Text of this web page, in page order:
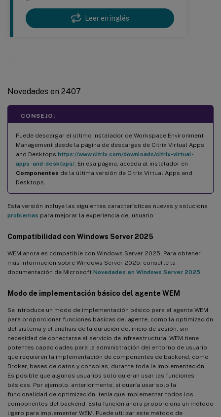
Leer en inglés
Novedades en 2407
CONSEJO:
Puede descargar el último instalador de Workspace Environment
Management desde la página de descargas de Citrix Virtual Apps
and Desktops https://www.citrix.com/downloads/citrix-virtual-
apps-and-desktops/ . En esa página, acceda al instalador en
Componentes de la última versión de Citrix Virtual Apps and
Desktops.
Esta versión incluye las siguientes características nuevas y soluciona
problemas para mejorar la experiencia del usuario:
Compatibilidad con Windows Server 2025
WEM ahora es compatible con Windows Server 2025. Para obtener
más información sobre Windows Server 2025, consulte la
documentación de Microsoft Novedades en Windows Server 2025
Modo de implementación básico del agente WEM
Se introduce un modo de implementación básico para el agente WEM
para proporcionar funciones básicas del agente, como la optimización
del sistema y el análisis de la duración del inicio de sesión, sin
necesidad de conectarse al servicio de infraestructura. WEM tiene
potentes capacidades para la administración del entorno de usuario
que requieren la implementación de componentes de backend, como
Broker, bases de datos y consolas, durante toda la implementación.
Es posible que algunos usuarios solo quieran usar las funciones
básicas. Por ejemplo, anteriormente, si quería usar solo la
funcionalidad de optimización, tenía que implementar todos los
componentes del backend. Esta función ahora proporciona un método
ligero para implementar WEM. Puede utilizar este método de